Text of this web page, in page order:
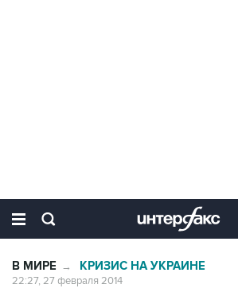
В МИРЕ → КРИЗИС НА УКРАИНЕ
22:27, 27 февраля 2014